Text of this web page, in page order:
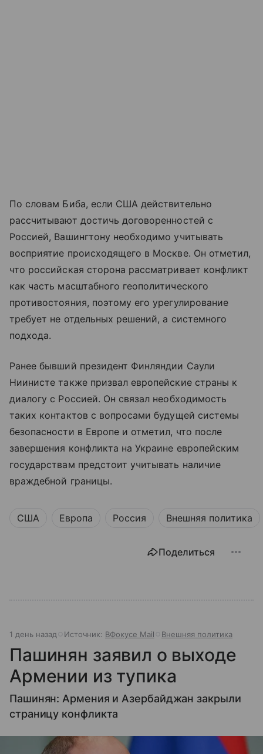
По словам Биба, если США действительно
рассчитывают достичь договоренностей с
Россией, Вашингтону необходимо учитывать
восприятие происходящего в Москве. Он отметил,
что российская сторона рассматривает конфликт
как часть масштабного геополитического
противостояния, поэтому его урегулирование
требует не отдельных решений, а системного
подхода.
Ранее бывший президент Финляндии Саули
Ниинисте также призвал европейские страны к
диалогу с Россией. Он связал необходимость
таких контактов с вопросами будущей системы
безопасности в Европе и отметил, что после
завершения конфликта на Украине европейским
государствам предстоит учитывать наличие
враждебной границы.
США Европа Россия Внешняя политика
Поделиться
1 день назад Источник: ВФокусе Mail Внешняя политика
Пашинян заявил о выходе
Армении из тупика
Пашинян: Армения и Азербайджан закрыли
страницу конфликта